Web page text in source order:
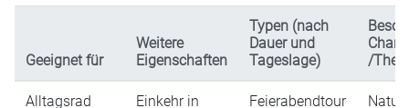
Geeignet für
Weitere
Eigenschaften
Typen (nach
Dauer und
Tageslage)
/
Alltagsrad
Einkehr in
Feierabendtour Natur